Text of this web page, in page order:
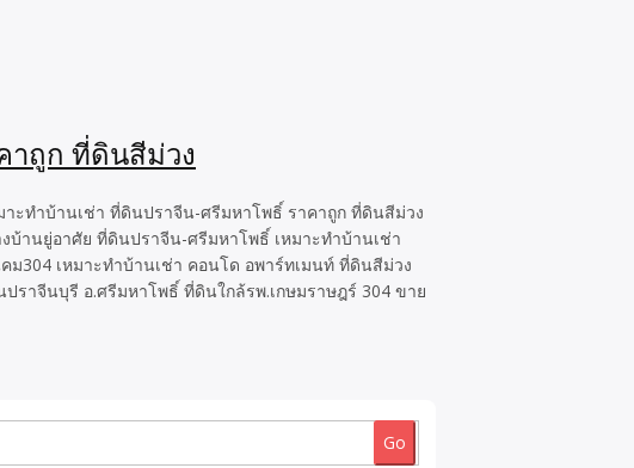
าถูก ที่ดินสีม่วง
ะทำบ้านเช่า ที่ดินปราจีน-ศรีมหาโพธิ์ ราคาถูก ที่ดินสีม่วง
านยู่อาศัย ที่ดินปราจีน-ศรีมหาโพธิ์ เหมาะทำบ้านเช่า
304 เหมาะทำบ้านเช่า คอนโด อพาร์ทเมนท์ ที่ดินสีม่วง
ราจีนบุรี อ.ศรีมหาโพธิ์ ที่ดินใกล้รพ.เกษมราษฎร์ 304 ขาย